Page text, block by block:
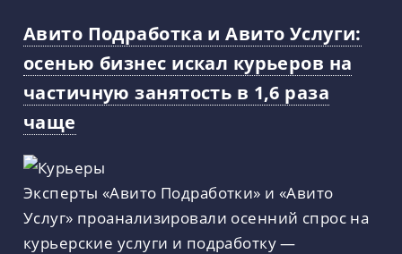
Авито Подработка и Авито Услуги:
осенью бизнес искал курьеров на
частичную занятость в 1,6 раза
чаще
Эксперты «Авито Подработки» и «Авито
Услуг» проанализировали осенний спрос на
курьерские услуги и подработку —